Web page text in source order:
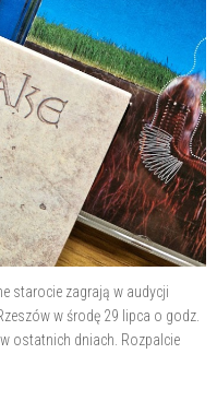
starocie zagrają w audycji
w środę 29 lipca o godz.
ostatnich dniach. Rozpalcie